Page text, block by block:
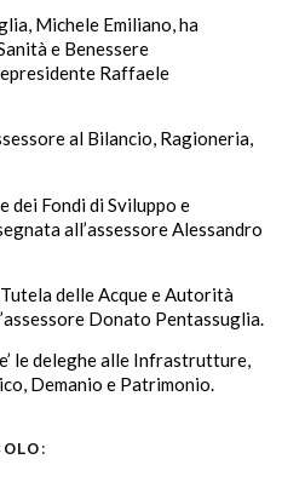
Michele Emiliano, ha
e Benessere
Raffaele
al Bilancio, Ragioneria,
dei Fondi di Sviluppo e
all’assessore Alessandro
delle Acque e Autorità
Donato Pentassuglia.
le deleghe alle Infrastrutture,
Demanio e Patrimonio.